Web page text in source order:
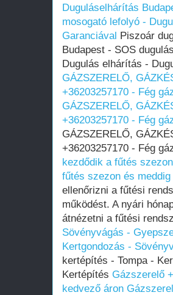
Duguláselhárítás
mosogató lefolyó -
Garanciával Piszoár
Budapest - SOS
Dugulás elhárítás -
GÁZSZERELŐ,
+36203257170 - Fég
GÁZSZERELŐ,
+36203257170 - Fég
GÁZSZERELŐ,
+36203257170 - Fég
kezdődik a fűtés
fűtés szezon és
ellenőrizni a fűtési
működést. A nyári
átnézetni a fűtési
Sövényvágás -
Kertgondozás -
kertépítés - Tompa -
Kertépítés Gázszerelő
kedvező áron